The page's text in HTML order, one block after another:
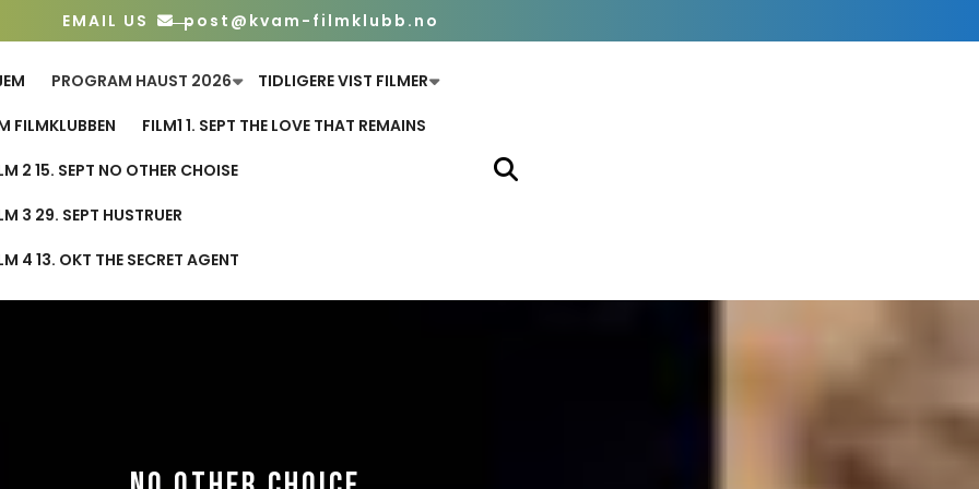
EMAIL US post@kvam-filmklubb.no
PROGRAM HAUST 2026 TIDLIGERE VIST FILMER
FILMKLUBBEN FILM1 1. SEPT THE LOVE THAT REMAINS
2 15. SEPT NO OTHER CHOISE
3 29. SEPT HUSTRUER
4 13. OKT THE SECRET AGENT